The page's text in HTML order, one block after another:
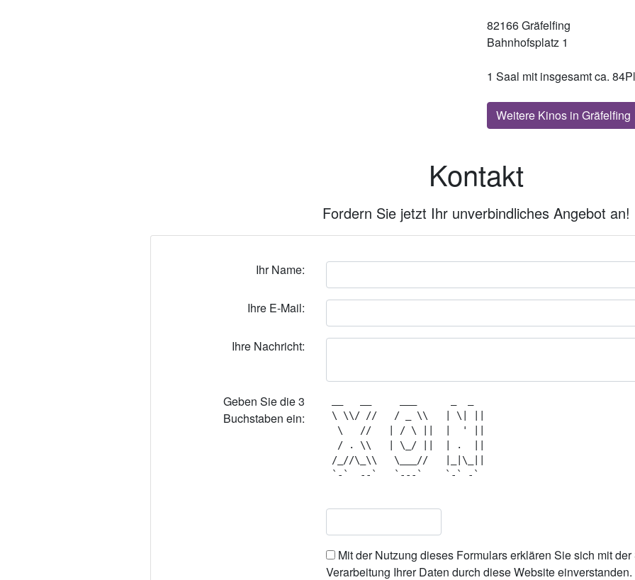
82166 Gräfelfing
Bahnhofsplatz 1
1 Saal mit insgesamt ca.
Weitere Kinos in Gräfelfing
Kontakt
Fordern Sie jetzt Ihr unverbindliches Angebot an!
Ihr Name:
Ihre E-Mail:
Ihre Nachricht:
Geben Sie die 3
Buchstaben ein:
\ \\/ //   / _ \\   | \| ||
  \   //   | / \ ||  |  ' ||
  / . \\   | \_/ ||  | .  ||
/_//\_\\   \___//   |_|\_||
`-`  --`   `---`    `-` -`
Mit der Nutzung dieses Formulars erklären Sie sich mit
Verarbeitung Ihrer Daten durch diese Website